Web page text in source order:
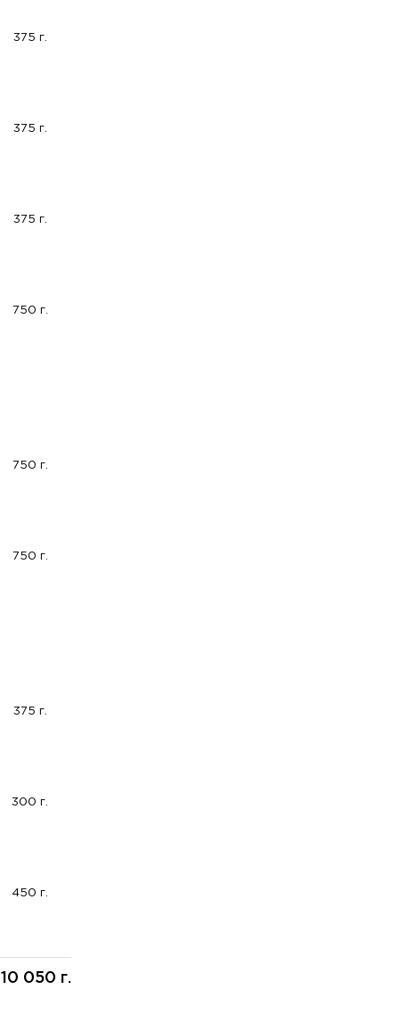
375 г.
375 г.
375 г.
750 г.
750 г.
750 г.
375 г.
300 г.
450 г.
10 050 г.